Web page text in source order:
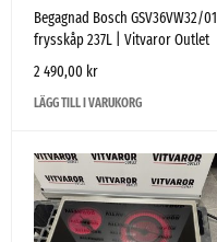
Begagnad Bosch GSV36VW32/01
frysskåp 237L | Vitvaror Outlet
2 490,00 kr
LÄGG TILL I VARUKORG